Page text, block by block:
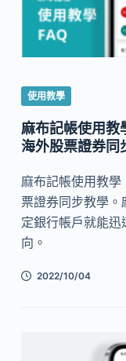
使用教學
麻布記帳使用教
海外股票證券同
麻布記帳使用教
票證券同步教學
定銀行帳戶就能
向。
2022/10/04